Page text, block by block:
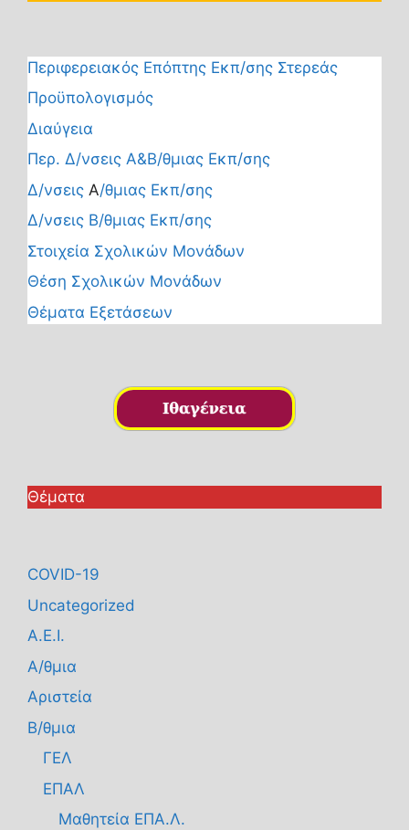
Περιφερειακός Επόπτης Εκπ/σης Στερεάς
Προϋπολογισμός
Διαύγεια
Περ. Δ/νσεις Α&Β/θμιας Εκπ/σης
Δ/νσεις Α/θμιας Εκπ/σης
Δ/νσεις Β/θμιας Εκπ/σης
Στοιχεία Σχολικών Μονάδων
Θέση Σχολικών Μονάδων
Θέματα Εξετάσεων
Θέματα
COVID-19
Uncategorized
Α.Ε.Ι.
Α/θμια
Αριστεία
Β/θμια
ΓΕΛ
ΕΠΑΛ
Μαθητεία ΕΠΑ.Λ.